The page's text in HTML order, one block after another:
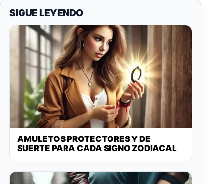
SIGUE LEYENDO
AMULETOS PROTECTORES Y DE
SUERTE PARA CADA SIGNO ZODIACAL